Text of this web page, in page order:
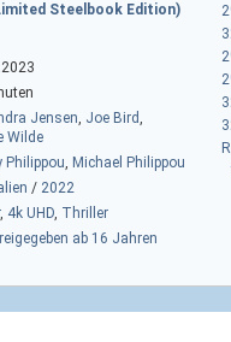
Steelbook Edition)
Jensen, Joe Bird,
Wilde
Philippou, Michael Philippou
/ 2022
, 4k UHD, Thriller
ab 16 Jahren